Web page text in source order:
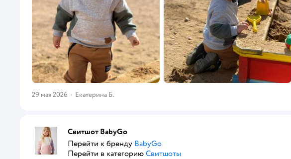
29 мая 2026 · Екатерина Б.
Свитшот BabyGo
Перейти к бренду BabyGo
Перейти в категорию Свитшоты